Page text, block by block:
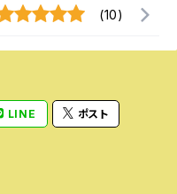
(10)
LINE ポスト